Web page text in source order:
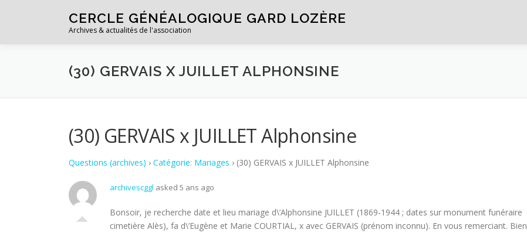
CERCLE GÉNÉALOGIQUE GARD LOZÈRE
Archives & actualités de l'association
(30) GERVAIS X JUILLET ALPHONSINE
(30) GERVAIS x JUILLET Alphonsine
Questions (archives) › Catégorie: Mariages › (30) GERVAIS x JUILLET Alphonsine
archivescggl asked 5 ans ago
Bonsoir, je recherche date et lieu mariage d\’Alphonsine JUILLET (1869-1944 ; dates sur monument funéraire
cimetière Alès), fa d\’Eugène et Marie COURTIAL, x avec GERVAIS (prénom inconnu). En vous remerciant. Bien